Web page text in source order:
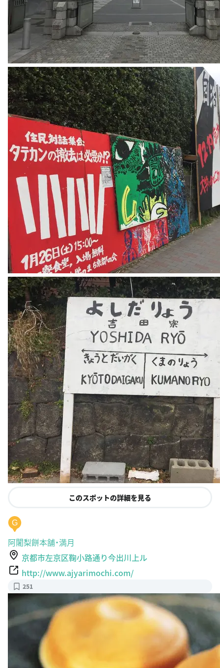
このスポットの詳細を見る
G
阿闍梨餅本舗・満月
京都市左京区鞠小路通り今出川上ル
http://www.ajyarimochi.com/
251